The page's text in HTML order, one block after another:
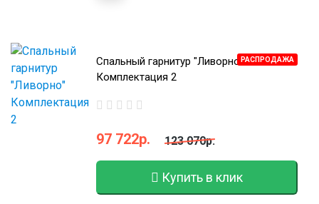
РАСПРОДАЖА
Спальный гарнитур "Ливорно"
Комплектация 2
97 722р. 123 070р.
Купить в клик